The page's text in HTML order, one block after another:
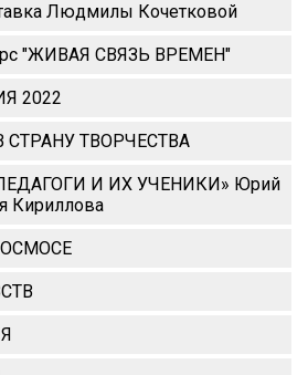
Людмилы Кочетковой
"ЖИВАЯ СВЯЗЬ ВРЕМЕН"
2022
СТРАНУ ТВОРЧЕСТВА
И ИХ УЧЕНИКИ» Юрий
Кириллова